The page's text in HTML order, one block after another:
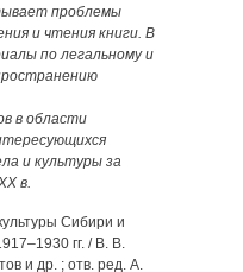
проблемы
и чтения книги. В
по легальному и
в области
и культуры за
в.
Сибири и
гг. / В. В.
и др. ; отв. ред. А.